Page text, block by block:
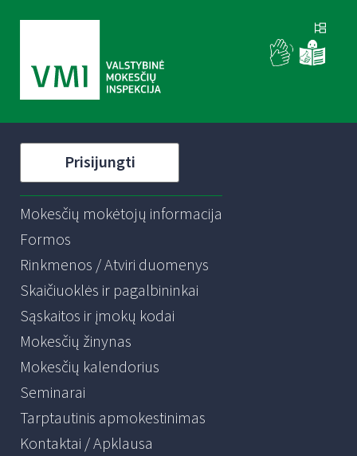
Prisijungti
Mokesčių mokėtojų informacija
Formos
Rinkmenos / Atviri duomenys
Skaičiuoklės ir pagalbininkai
Sąskaitos ir įmokų kodai
Mokesčių žinynas
Mokesčių kalendorius
Seminarai
Tarptautinis apmokestinimas
Kontaktai / Apklausa